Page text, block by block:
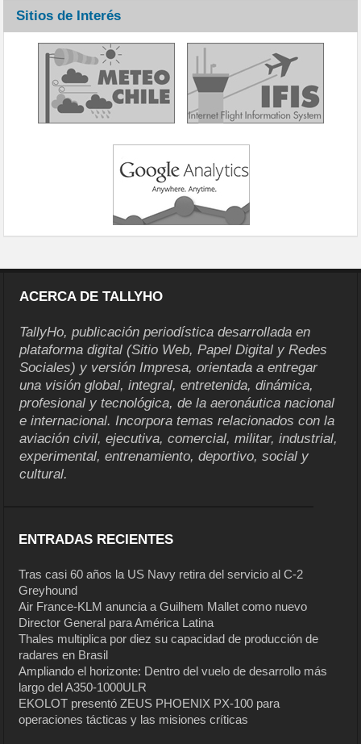
Sitios de Interés
ACERCA DE TALLYHO
TallyHo, publicación periodística desarrollada en
plataforma digital (Sitio Web, Papel Digital y Redes
Sociales) y versión Impresa, orientada a entregar
una visión global, integral, entretenida, dinámica,
profesional y tecnológica, de la aeronáutica nacional
e internacional. Incorpora temas relacionados con la
aviación civil, ejecutiva, comercial, militar, industrial,
experimental, entrenamiento, deportivo, social y
cultural.
ENTRADAS RECIENTES
Tras casi 60 años la US Navy retira del servicio al C-2
Greyhound
Air France-KLM anuncia a Guilhem Mallet como nuevo
Director General para América Latina
Thales multiplica por diez su capacidad de producción de
radares en Brasil
Ampliando el horizonte: Dentro del vuelo de desarrollo más
largo del A350-1000ULR
EKOLOT presentó ZEUS PHOENIX PX-100 para
operaciones tácticas y las misiones críticas